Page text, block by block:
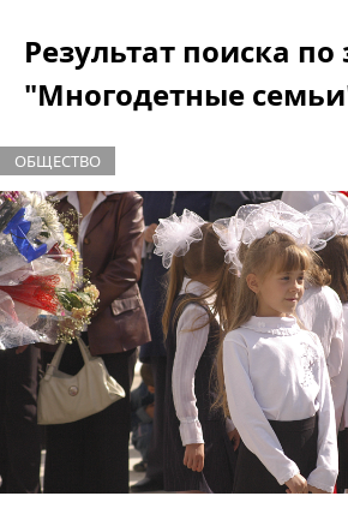
Результат поиска по
"Многодетные
ОБЩЕСТВО